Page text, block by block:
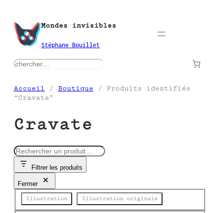
contenu
Mondes invisibles
Stéphane Bouillet
rechercher
Accueil / Boutique / Produits identifiés
“Cravate”
Cravate
R
e
e
Filtrer les produits
Fermer
Catégorie
Illustration Illustration originale